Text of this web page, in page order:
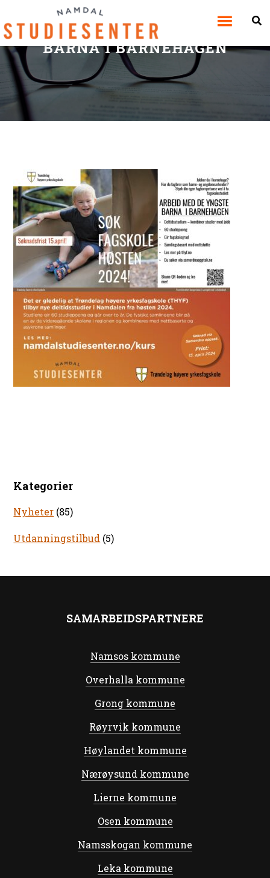
ARBEID MED DE YNGSTE
BARNA I BARNEHAGEN
Kategorier
Nyheter (85)
Utdanningstilbud (5)
SAMARBEIDSPARTNERE
Namsos kommune
Overhalla kommune
Grong kommune
Røyrvik kommune
Høylandet kommune
Nærøysund kommune
Lierne kommune
Osen kommune
Namsskogan kommune
Leka kommune